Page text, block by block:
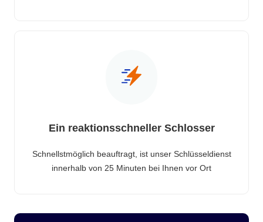
Ein reaktionsschneller Schlosser
Schnellstmöglich beauftragt, ist unser Schlüsseldienst
innerhalb von 25 Minuten bei Ihnen vor Ort